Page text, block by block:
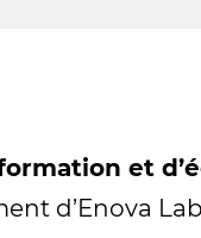
et
d’Enova